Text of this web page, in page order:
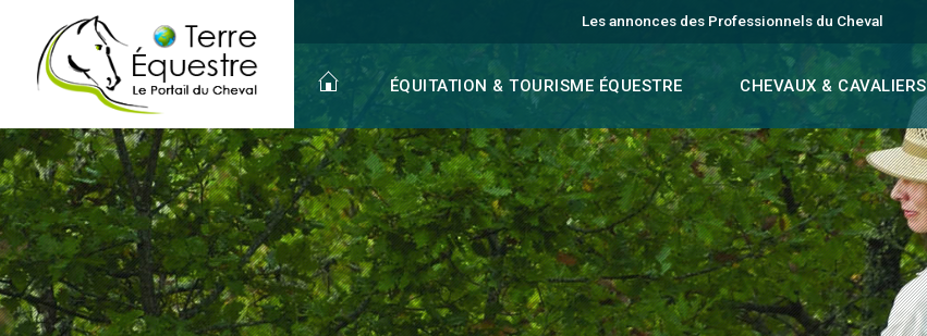
Annuaire équestre
du LotGîte équestre
Les annonces des Professionnels du Cheval
ÉQUITATION & TOURISME ÉQUESTRE CHEVAUX & CAVALIERS